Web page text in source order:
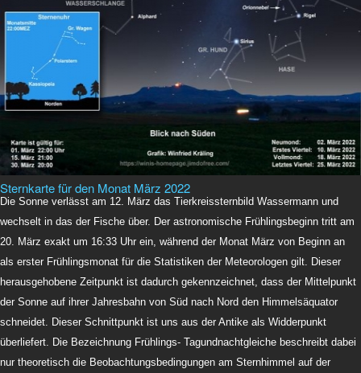
Sternkarte für den Monat März 2022
Die Sonne verlässt am 12. März das Tierkreissternbild Wassermann und
wechselt in das der Fische über. Der astronomische Frühlingsbeginn tritt am
20. März exakt um 16:33 Uhr ein, während der Monat März von Beginn an
als erster Frühlingsmonat für die Statistiken der Meteorologen gilt. Dieser
herausgehobene Zeitpunkt ist dadurch gekennzeichnet, dass der Mittelpunkt
der Sonne auf ihrer Jahresbahn von Süd nach Nord den Himmelsäquator
schneidet. Dieser Schnittpunkt ist uns aus der Antike als Widderpunkt
überliefert. Die Bezeichnung Frühlings- Tagundnachtgleiche beschreibt dabei
nur theoretisch die Beobachtungsbedingungen am Sternhimmel auf der